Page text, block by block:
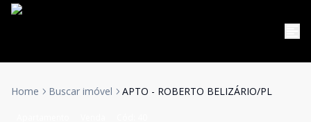
Home Buscar imóvel APTO - ROBERTO BELIZÁRIO/PL